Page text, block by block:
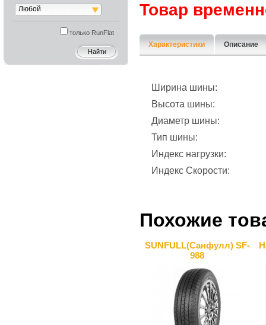
Любой
только RunFlat
Товар
Характеристики Описание
Ширина шины:
Высота шины:
Диаметр шины:
Тип шины:
Индекс нагрузки:
Индекс Скорости:
Похожие
SUNFULL(Санфулл) SF-
988